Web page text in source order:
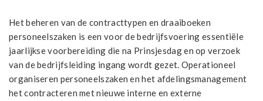
Het beheren van de contracttypen en draaiboeken
personeelszaken is een voor de bedrijfsvoering essentiële
jaarlijkse voorbereiding die na Prinsjesdag en op verzoek
van de bedrijfsleiding ingang wordt gezet. Operationeel
organiseren personeelszaken en het afdelingsmanagement
het contracteren met nieuwe interne en externe